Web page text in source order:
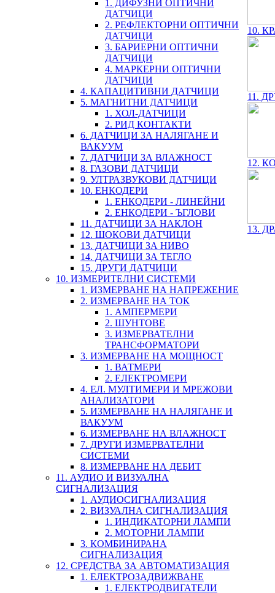
1. ДИФУЗНИ ОПТИЧНИ
ДАТЧИЦИ
2. РЕФЛЕКТОРНИ ОПТИЧНИ
ДАТЧИЦИ
3. БАРИЕРНИ ОПТИЧНИ
ДАТЧИЦИ
4. МАРКЕРНИ ОПТИЧНИ
ДАТЧИЦИ
4. КАПАЦИТИВНИ ДАТЧИЦИ
5. МАГНИТНИ ДАТЧИЦИ
1. ХОЛ-ДАТЧИЦИ
2. РИД КОНТАКТИ
6. ДАТЧИЦИ ЗА НАЛЯГАНЕ И
ВАКУУМ
7. ДАТЧИЦИ ЗА ВЛАЖНОСТ
8. ГАЗОВИ ДАТЧИЦИ
9. УЛТРАЗВУКОВИ ДАТЧИЦИ
10. ЕНКОДЕРИ
1. ЕНКОДЕРИ - ЛИНЕЙНИ
2. ЕНКОДЕРИ - ЪГЛОВИ
11. ДАТЧИЦИ ЗА НАКЛОН
12. ШОКОВИ ДАТЧИЦИ
13. ДАТЧИЦИ ЗА НИВО
14. ДАТЧИЦИ ЗА ТЕГЛО
15. ДРУГИ ДАТЧИЦИ
10. ИЗМЕРИТЕЛНИ СИСТЕМИ
1. ИЗМЕРВАНЕ НА НАПРЕЖЕНИЕ
2. ИЗМЕРВАНЕ НА ТОК
1. АМПЕРМЕРИ
2. ШУНТОВЕ
3. ИЗМЕРВАТЕЛНИ
ТРАНСФОРМАТОРИ
3. ИЗМЕРВАНЕ НА МОЩНОСТ
1. ВАТМЕРИ
2. ЕЛЕКТРОМЕРИ
4. ЕЛ. МУЛТИМЕРИ И МРЕЖОВИ
АНАЛИЗАТОРИ
5. ИЗМЕРВАНЕ НА НАЛЯГАНЕ И
ВАКУУМ
6. ИЗМЕРВАНЕ НА ВЛАЖНОСТ
7. ДРУГИ ИЗМЕРВАТЕЛНИ
СИСТЕМИ
8. ИЗМЕРВАНЕ НА ДЕБИТ
11. АУДИО И ВИЗУАЛНА
СИГНАЛИЗАЦИЯ
1. АУДИОСИГНАЛИЗАЦИЯ
2. ВИЗУАЛНА СИГНАЛИЗАЦИЯ
1. ИНДИКАТОРНИ ЛАМПИ
2. МОТОРНИ ЛАМПИ
3. КОМБИНИРАНА
СИГНАЛИЗАЦИЯ
12. СРЕДСТВА ЗА АВТОМАТИЗАЦИЯ
1. ЕЛЕКТРОЗАДВИЖВАНЕ
1. ЕЛЕКТРОДВИГАТЕЛИ
10.
11.
12.
13.